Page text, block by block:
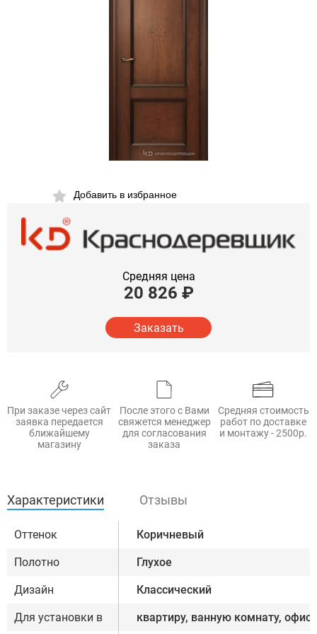
Добавить в избранное
Средняя цена
20 826 ₽
Заказать
При заказе через сайт
заявка передается
ближайшему
магазину
После этого с Вами
свяжется менеджер
для согласования
заказа
Средняя стоимость
работ по доставке
и монтажу - 2500р.
Характеристики Отзывы
Оттенок Коричневый
Полотно Глухое
Дизайн Классический
Для установки в квартиру, ванную комнату, офис